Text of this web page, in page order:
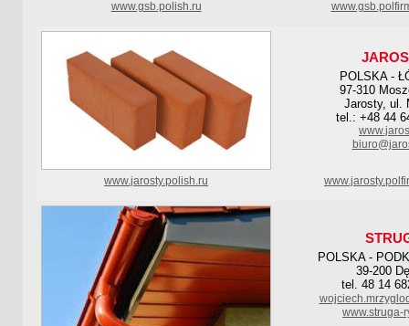
www.gsb.polish.ru
POLSKA -
97-310
Jarosty, ul.
tel.: +48 44
www.jarosty.polish.ru
POLSKA -
39-200
tel. 48 14
www.struga-